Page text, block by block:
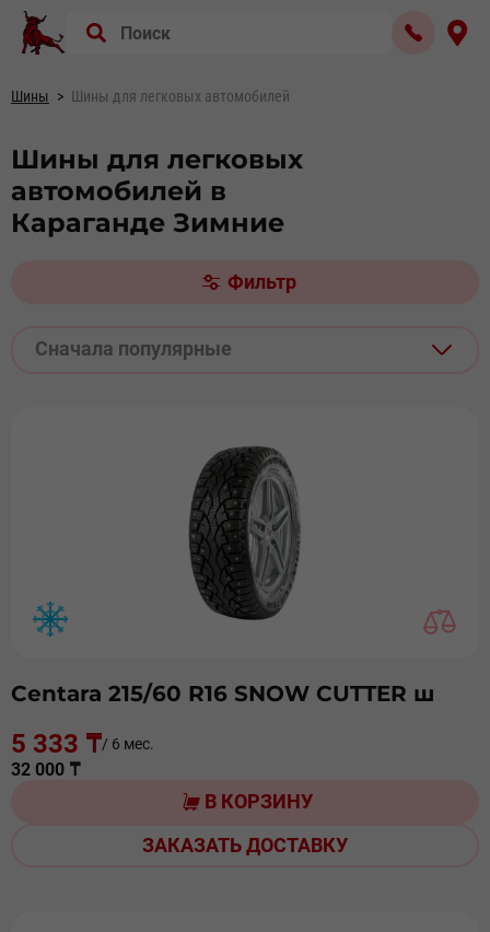
Шины Шины для легковых автомобилей
Шины для легковых
автомобилей в
Караганде Зимние
Фильтр
Сначала популярные
Centara 215/60 R16 SNOW CUTTER ш
5 333 ₸/ 6 мес.
32 000 ₸
В КОРЗИНУ
ЗАКАЗАТЬ ДОСТАВКУ